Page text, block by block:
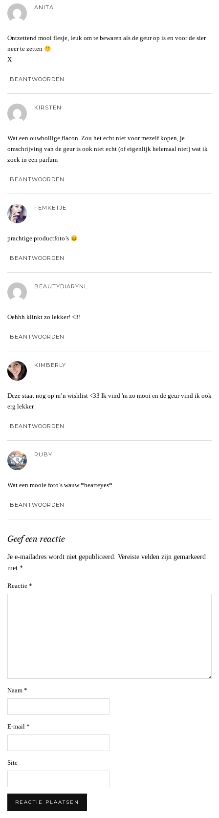
ANITA
Ontzettend mooi flesje, leuk om te bewaren als de geur op is en voor de sier
neer te zetten
X
BEANTWOORDEN
KIRSTEN
Wat een ouwbollige flacon. Zou het echt niet voor mezelf kopen, je
omschrijving van de geur is ook niet echt (of eigenlijk helemaal niet) wat ik
zoek in een parfum
BEANTWOORDEN
FEMKETJE
prachtige productfoto’s
BEANTWOORDEN
BEAUTYDIARYNL
Oehhh klinkt zo lekker! <3!
BEANTWOORDEN
KIMBERLY
Deze staat nog op m’n wishlist <33 Ik vind 'm zo mooi en de geur vind ik ook
erg lekker
BEANTWOORDEN
RUBY
Wat een mooie foto’s wauw *hearteyes*
BEANTWOORDEN
Geef een reactie
Je e-mailadres wordt niet gepubliceerd. Vereiste velden zijn gemarkeerd
met *
Reactie *
Naam *
E-mail *
Site